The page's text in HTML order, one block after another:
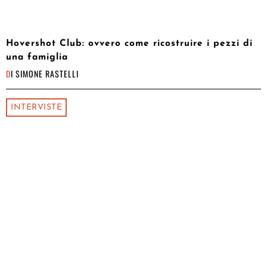
Hovershot Club: ovvero come ricostruire i pezzi di
una famiglia
DI SIMONE RASTELLI
INTERVISTE